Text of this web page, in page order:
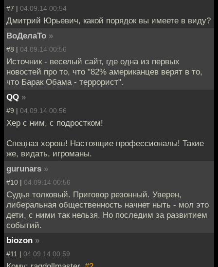
#7 | 04.09.14 00:54
Дмитрий Юрьевич, какой порядок вы имеете в виду?
ВоДелаТо »
#8 | 04.09.14 00:56
Источник - веселый сайт, где одна из первых
новостей про то, что "82% американцев верят в то,
что Барак Обама - террорист".
QQ »
#9 | 04.09.14 00:56
Хер с ним, с подростком!
Спецназ хорош! Настоящие профессионалы! Такие
же, видать, игроманы.
gurunars »
#10 | 04.09.14 00:56
Судья толковый. Приговор резонный. Уверен,
либеральная общественность начнет ныть - мол это
дети, с ними так нельзя. Но последим за развитием
событий.
biozon »
#11 | 04.09.14 00:59